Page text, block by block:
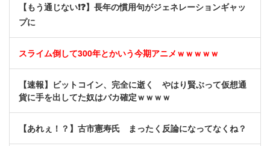
【もう通じない❗❓】長年の慣用句がジェネレーションギャッ
プに
スライム倒して300年とかいう今期アニメｗｗｗｗｗ
【速報】ビットコイン、完全に逝く やはり賢ぶって仮想通
貨に手を出してた奴はバカ確定ｗｗｗｗ
【あれぇ！？】古市憲寿氏 まったく反論になってなくね？